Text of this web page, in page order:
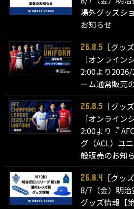
場外グッズシ
お知らせ
26.8.5
［グッズ
［オンライン
2:00より
ーム通常販売
26.8.5
［グッズ
［オンライン
2:00より『
グ（ACL）ユ
般販売のお知
26.8.4
［グッズ
8/7（金）明
グッズ情報【